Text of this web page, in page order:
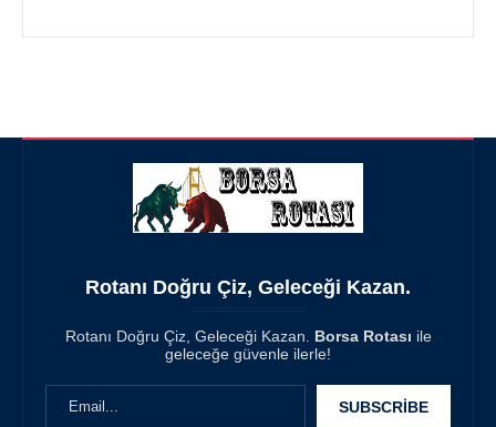
Rotanı Doğru Çiz, Geleceği Kazan.
Rotanı Doğru Çiz, Geleceği Kazan. Borsa Rotası ile
geleceğe güvenle ilerle!